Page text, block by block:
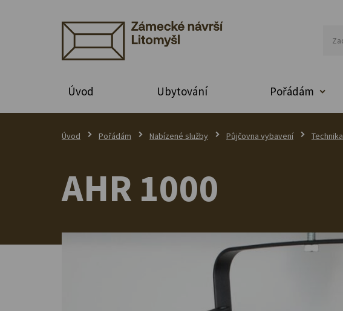
Úvod Ubytování Pořádám
Úvod Pořádám Nabízené služby Půjčovna vybavení Technika
AHR 1000